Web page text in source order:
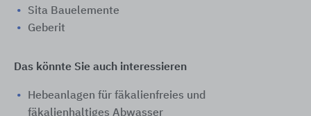
Sita Bauelemente
Geberit
Das könnte Sie auch interessieren
Hebeanlagen für fäkalienfreies und
fäkalienhaltiges Abwasser